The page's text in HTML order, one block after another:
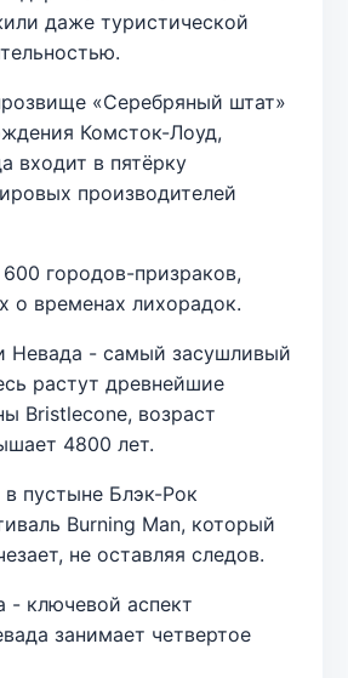
даже туристической
«Серебряный штат»
Комсток-Лоуд,
входит в пятёрку
производителей
городов-призраков,
о временах лихорадок.
Невада - самый засушливый
растут древнейшие
Bristlecone, возраст
4800 лет.
пустыне Блэк-Рок
Burning Man, который
не оставляя следов.
- ключевой аспект
занимает четвертое